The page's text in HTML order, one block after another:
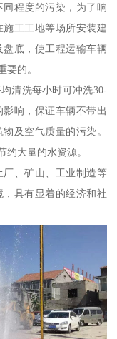
程度的污染，为了响
工工地等场所安装建
底，使工程运输车辆
要的。
清洗每小时可冲洗30-
响，保证车辆不带出
及空气质量的污染。
大量的水资源。
、矿山、工业制造等
具有显着的经济和社